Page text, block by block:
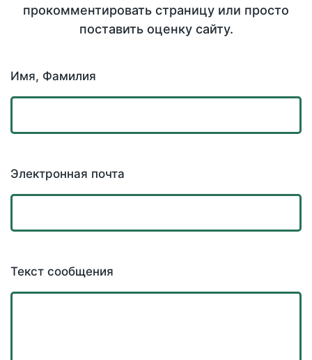
прокомментировать страницу или просто
поставить оценку сайту.
Имя, Фамилия
Электронная почта
Текст сообщения